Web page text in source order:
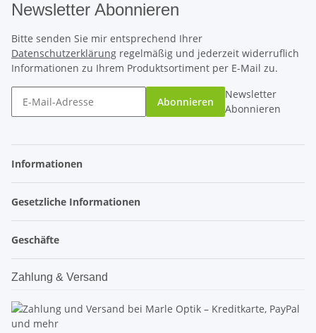
Newsletter Abonnieren
Bitte senden Sie mir entsprechend Ihrer
Datenschutzerklärung regelmäßig und jederzeit widerruflich
Informationen zu Ihrem Produktsortiment per E-Mail zu.
Abonnieren
Newsletter
Abonnieren
Informationen
Gesetzliche Informationen
Geschäfte
Zahlung & Versand